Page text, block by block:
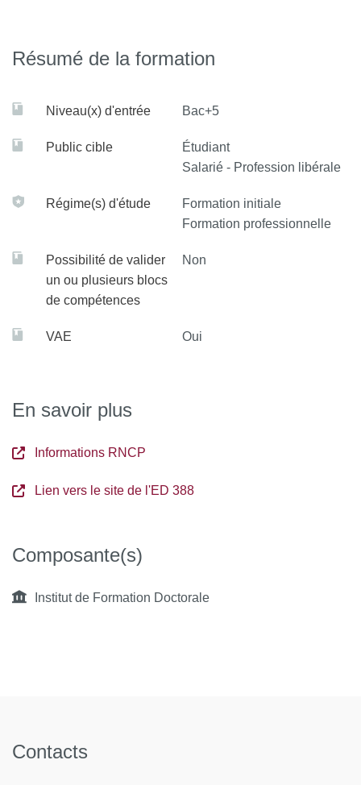
Résumé de la formation
Niveau(x) d'entrée Bac+5
Public cible
Étudiant
Salarié - Profession libérale
Régime(s) d'étude
Formation initiale
Formation professionnelle
Possibilité de valider
un ou plusieurs blocs
de compétences
Non
VAE Oui
En savoir plus
Informations RNCP
Lien vers le site de l'ED 388
Composante(s)
Institut de Formation Doctorale
Contacts